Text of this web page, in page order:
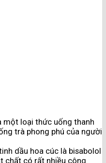
một loại thức uống thanh
trà phong phú của người
dầu hoa cúc là bisabolol
chất có rất nhiều công